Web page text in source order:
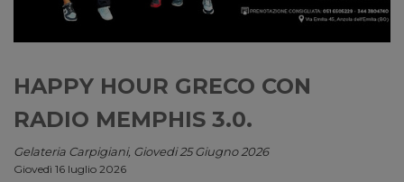
HAPPY HOUR GRECO CON
RADIO MEMPHIS 3.0.
Gelateria Carpigiani, Giovedi 25 Giugno 2026
Giovedì 16 luglio 2026